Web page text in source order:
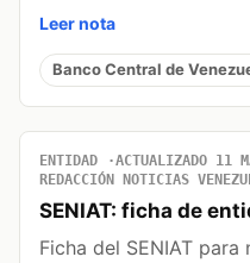
Leer nota
Banco Central de
ENTIDAD ACTUALIZADO 11
REDACCIÓN NOTICIAS
SENIAT: ficha de
Ficha del SENIAT